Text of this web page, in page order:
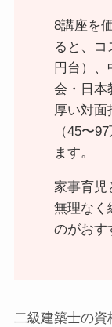
8講座を
ると、コ
円台）
会・日本
厚い対面
（45〜
ます。
家事育児
無理なく
のがおす
二級建築士の資